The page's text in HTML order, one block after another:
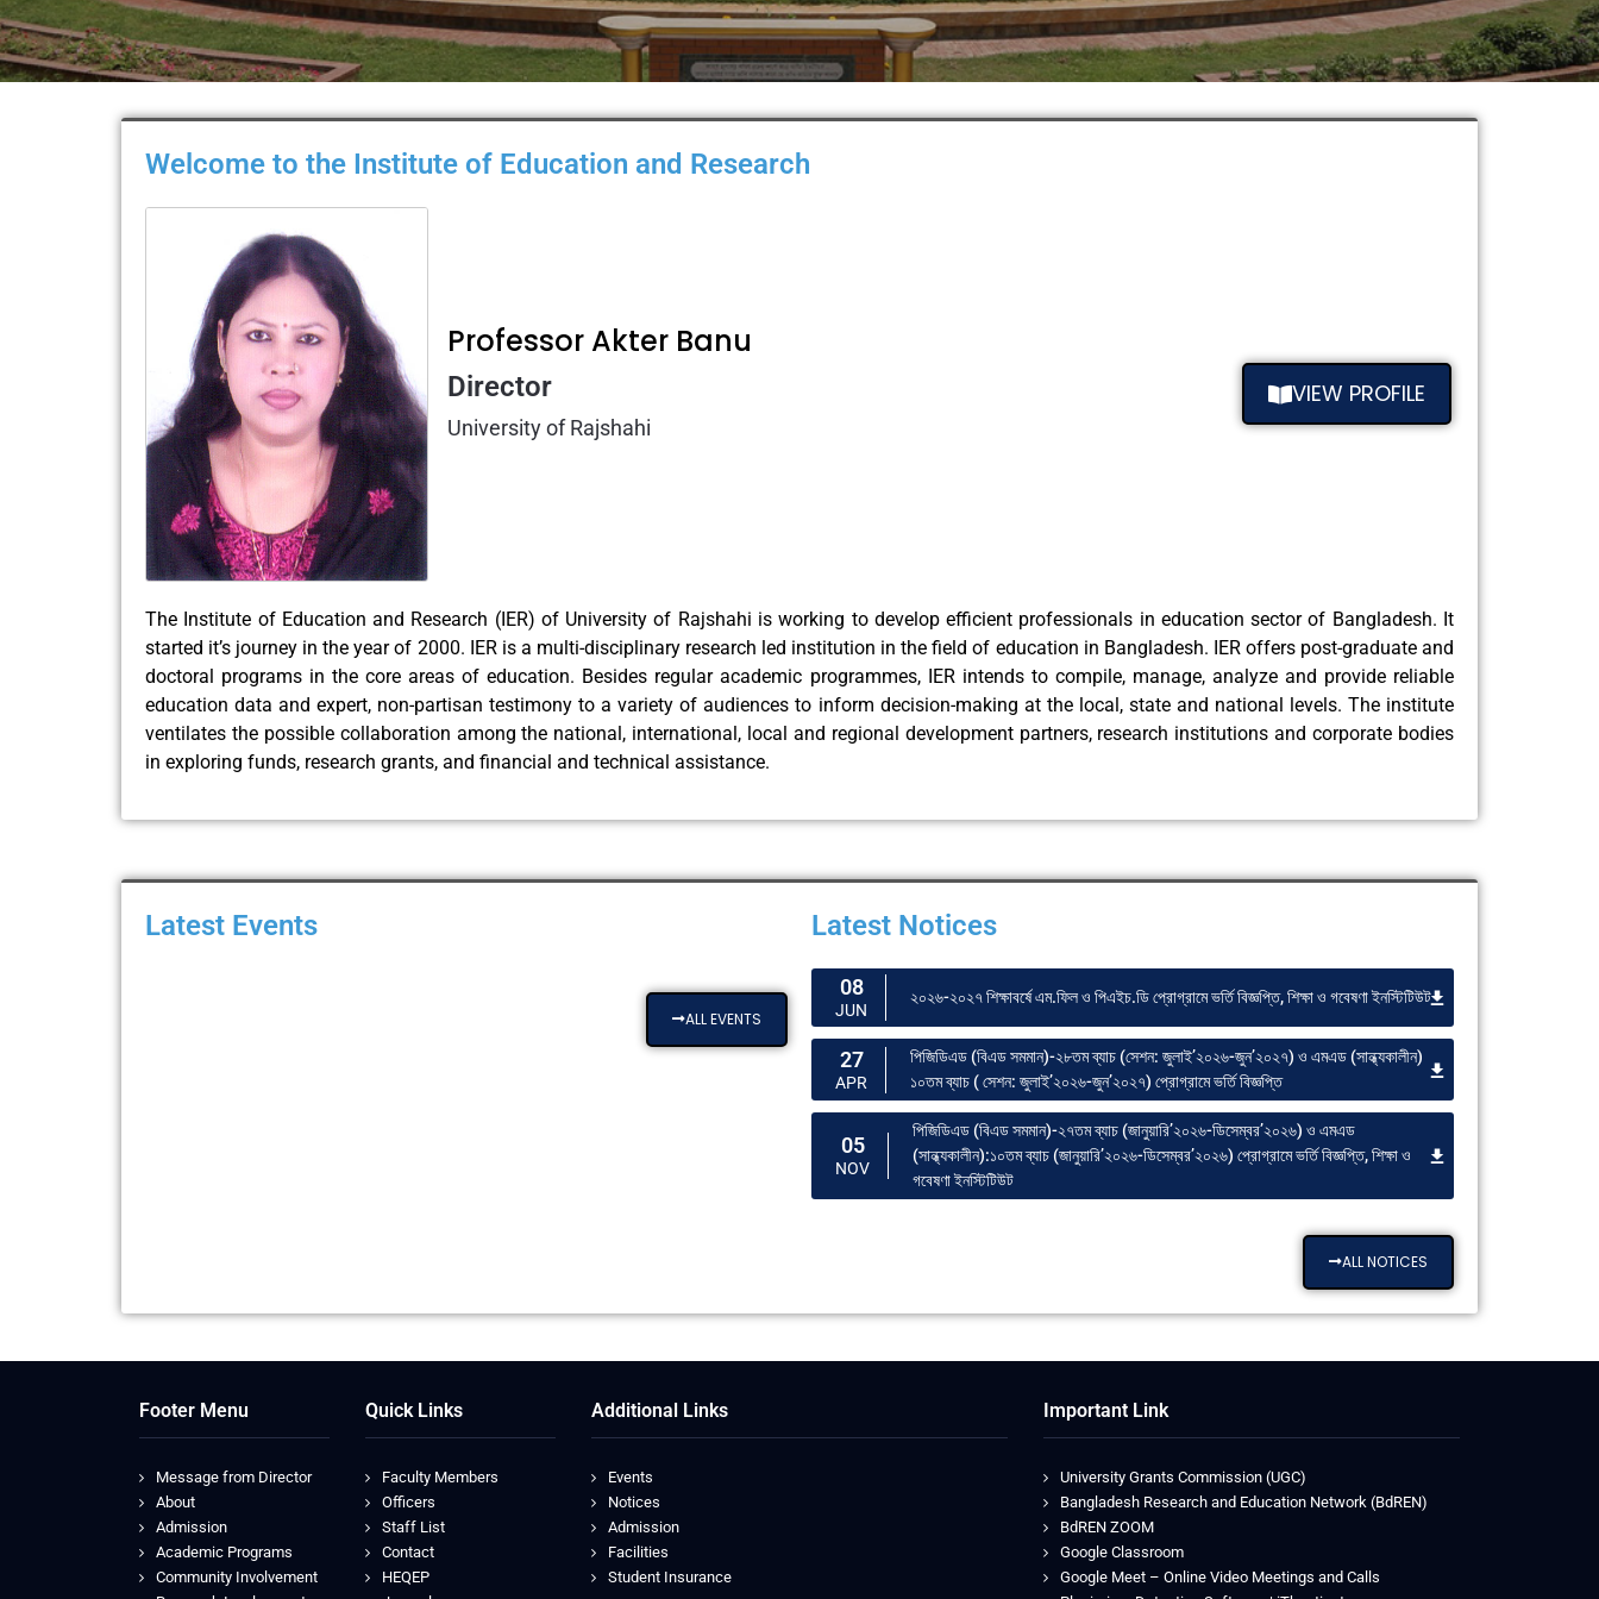
Welcome to the Institute of Education and Research​
Professor Akter Banu
Director
University of Rajshahi
VIEW PROFILE
The Institute of Education and Research (IER) of University of Rajshahi is working to develop efficient professionals in education sector of Bangladesh. It
started it’s journey in the year of 2000. IER is a multi-disciplinary research led institution in the field of education in Bangladesh. IER offers post-graduate and
doctoral programs in the core areas of education. Besides regular academic programmes, IER intends to compile, manage, analyze and provide reliable
education data and expert, non-partisan testimony to a variety of audiences to inform decision-making at the local, state and national levels. The institute
ventilates the possible collaboration among the national, international, local and regional development partners, research institutions and corporate bodies
in exploring funds, research grants, and financial and technical assistance.
Latest Events
ALL EVENTS
Latest Notices
08
JUN
২০২৬-২০২৭ শিক্ষাবর্ষে এম.ফিল ও পিএইচ.ডি প্রোগ্রামে ভর্তি বিজ্ঞপ্তি, শিক্ষা ও গবেষণা ইনস্টিটিউট
27
APR
পিজিডিএড (বিএড সমমান)-২৮তম ব্যাচ (সেশন: জুলাই’২০২৬-জুন’২০২৭) ও এমএড (সান্ধ্যকালীন)
১০তম ব্যাচ ( সেশন: জুলাই’২০২৬-জুন’২০২৭) প্রোগ্রামে ভর্তি বিজ্ঞপ্তি
05
NOV
পিজিডিএড (বিএড সমমান)-২৭তম ব্যাচ (জানুয়ারি’২০২৬-ডিসেম্বর’২০২৬) ও এমএড
(সান্ধ্যকালীন):১০তম ব্যাচ (জানুয়ারি’২০২৬-ডিসেম্বর’২০২৬) প্রোগ্রামে ভর্তি বিজ্ঞপ্তি, শিক্ষা ও
গবেষণা ইনস্টিটিউট
ALL NOTICES
Footer Menu
Message from Director
About
Admission
Academic Programs
Community Involvement
Quick Links
Faculty Members
Officers
Staff List
Contact
HEQEP
Additional Links
Events
Notices
Admission
Facilities
Student Insurance
Important Link
University Grants Commission (UGC)
Bangladesh Research and Education Network (BdREN)
BdREN ZOOM
Google Classroom
Google Meet – Online Video Meetings and Calls